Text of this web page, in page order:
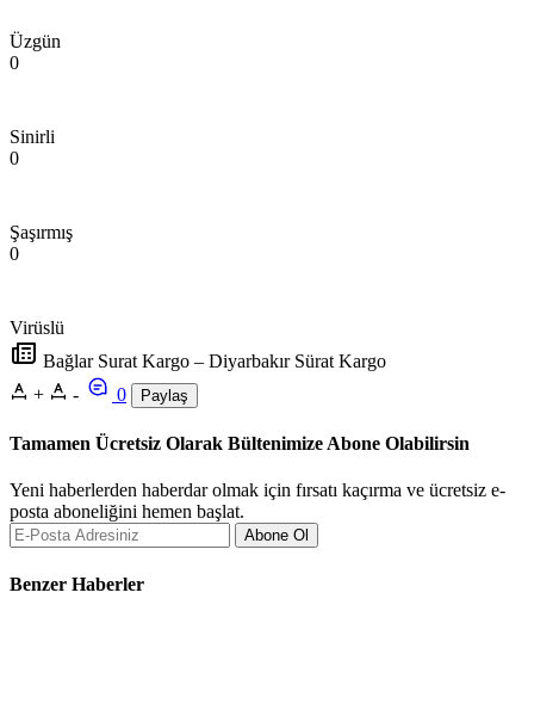
Üzgün
0
Sinirli
0
Şaşırmış
0
Virüslü
Bağlar Surat Kargo – Diyarbakır Sürat Kargo
+
- 0 Paylaş
Tamamen Ücretsiz Olarak Bültenimize Abone Olabilirsin
Yeni haberlerden haberdar olmak için fırsatı kaçırma ve ücretsiz e-
posta aboneliğini hemen başlat.
Abone Ol
Benzer Haberler